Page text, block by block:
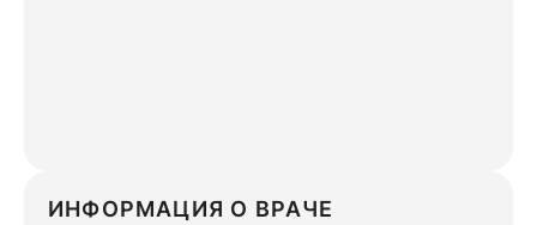
ИНФОРМАЦИЯ О ВРАЧЕ